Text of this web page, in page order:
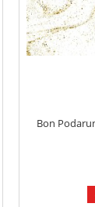
Bon